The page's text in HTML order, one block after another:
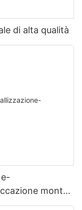
di alta qualità
montati